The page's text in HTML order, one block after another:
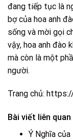
đang tiếp tục là
bợ của hoa anh
sống và mời gọi
vậy, hoa anh đào
mà còn là một
người.
Trang chủ:
Bài viết liên quan
Ý Nghĩa